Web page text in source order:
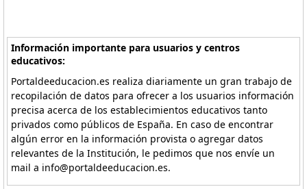
Información importante para usuarios y centros
educativos:
Portaldeeducacion.es realiza diariamente un gran trabajo de
recopilación de datos para ofrecer a los usuarios información
precisa acerca de los establecimientos educativos tanto
privados como públicos de España. En caso de encontrar
algún error en la información provista o agregar datos
relevantes de la Institución, le pedimos que nos envíe un
mail a info@portaldeeducacion.es.